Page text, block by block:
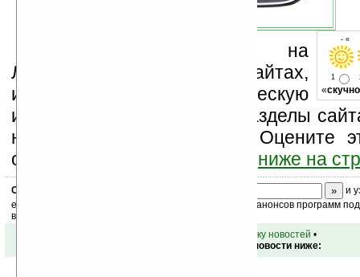
- «
1
«скучно
Устанавливайте линк на
Ладошки на своих сайтах,
изучайте коммерческую
информацию, посещайте разделы
новости, файлы, прочие). Оцените
оставьте свой комментарий ниже на
Скоро
и
ежедневный или еженедельный дайджест новостей, анонсов программ
ваш почтовый ящик.
вернуться к списку новостей •
Обсуждение этой новости ниже: